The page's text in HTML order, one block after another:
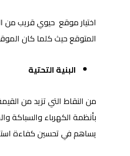
اختيار موقع حيوي قريب من
المتوقع حيث كلما كان
البنية التحتية
من النقاط التي تزيد من
بأنظمة الكهرباء والسباكة
يساهم في تحسين كفاءة